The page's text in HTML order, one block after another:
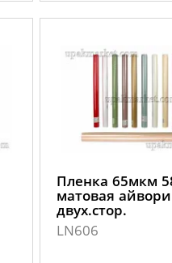
Пленка 65мкм
матовая айвори
двух.стор.
LN606